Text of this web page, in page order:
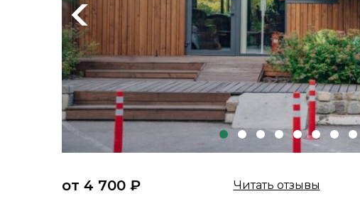
Previous
от 4 700 ₽ Читать отзывы